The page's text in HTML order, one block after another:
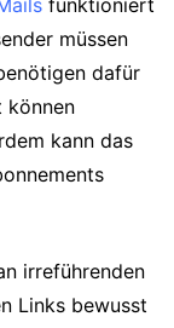
funktioniert
müssen
dafür
können
kann das
irreführenden
Links bewusst